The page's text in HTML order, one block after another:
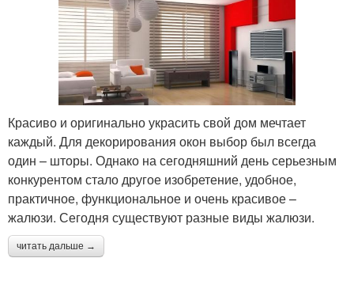
Красиво и оригинально украсить свой дом мечтает
каждый. Для декорирования окон выбор был всегда
один – шторы. Однако на сегодняшний день серьезным
конкурентом стало другое изобретение, удобное,
практичное, функциональное и очень красивое –
жалюзи. Сегодня существуют разные виды жалюзи.
читать дальше →